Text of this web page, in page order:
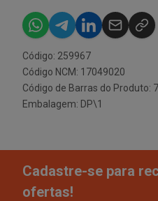
Código: 259967
Código NCM: 17049020
Código de Barras do Produto:
Embalagem: DP\1
Cadastre-se para
ofertas!